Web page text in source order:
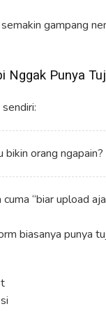
gampang
Nggak Punya
bikin orang ngapain?
“biar upload
biasanya punya